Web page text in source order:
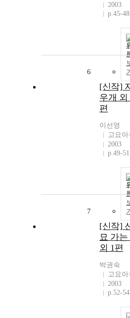
2003
p.45-48
6
[신작]
우개 외
편
이선영
고요아
2003
p.49-51
7
[신작]
묘 가는
외 1편
박권숙
고요아
2003
p.52-54